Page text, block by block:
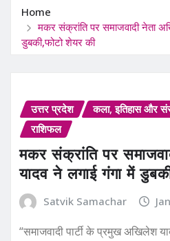
Home
मकर संक्रांति पर समाजवादी नेता
डुबकी,फोटो शेयर की
उत्तर प्रदेश कला, इतिहास और
राशिफल
मकर संक्रांति पर
यादव ने लगाई गंगा में
Satvik Samachar
“समाजवादी पार्टी के प्रमुख अखिलेश